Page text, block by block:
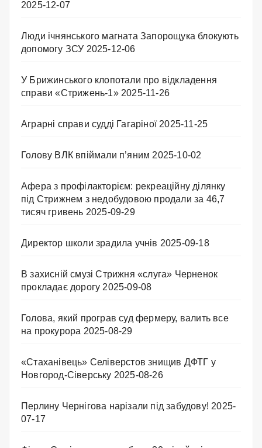
2025-12-07
Люди ічнянського магната Запорощука блокують
допомогу ЗСУ 2025-12-06
У Брижинського клопотали про відкладення
справи «Стрижень-1» 2025-11-26
Аграрні справи судді Гагаріної 2025-11-25
Голову ВЛК впіймали п’яним 2025-10-02
Афера з профілакторієм: рекреаційну ділянку
під Стрижнем з недобудовою продали за 46,7
тисяч гривень 2025-09-29
Директор школи зрадила учнів 2025-09-18
В захисній смузі Стрижня «слуга» Черненок
прокладає дорогу 2025-09-08
Голова, який програв суд фермеру, валить все
на прокурора 2025-08-29
«Стаханівець» Селіверстов знищив ДФТГ у
Новгород-Сіверську 2025-08-26
Перлину Чернігова нарізали під забудову! 2025-
07-17